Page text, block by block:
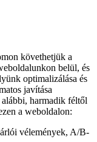
követhetjük a
belül, és
optimalizálása és
javítása
alábbi, harmadik féltől
a weboldalon:
vélemények, A/B-